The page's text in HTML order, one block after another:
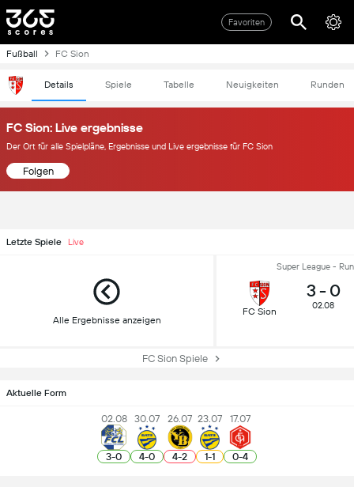
Favoriten
Fußball FC Sion
Details Spiele Tabelle Neuigkeiten Runden
FC Sion: Live ergebnisse
Der Ort für alle Spielpläne, Ergebnisse und Live ergebnisse für FC Sion
Folgen
Letzte Spiele Live
Alle Ergebnisse anzeigen
Super League -
FC Sion
3 - 0
02.08
FC Sion Spiele
Aktuelle Form
02.08
3-0
30.07
4-0
26.07
4-2
23.07
1-1
17.07
0-4